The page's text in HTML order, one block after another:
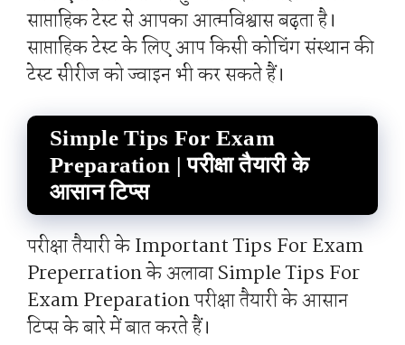
साप्ताहिक टेस्ट से आपका आत्मविश्वास बढ़ता है।
साप्ताहिक टेस्ट के लिए आप किसी कोचिंग संस्थान की
टेस्ट सीरीज को ज्वाइन भी कर सकते हैं।
Simple Tips For Exam
Preparation | परीक्षा तैयारी के
आसान टिप्स
परीक्षा तैयारी के Important Tips For Exam
Preperration के अलावा Simple Tips For
Exam Preparation परीक्षा तैयारी के आसान
टिप्स के बारे में बात करते हैं।